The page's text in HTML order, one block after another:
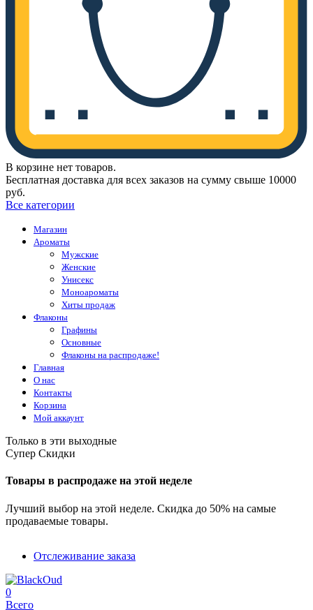
В корзине нет товаров.
Бесплатная доставка для всех заказов на сумму свыше 10000
руб.
Все категории
Магазин
Ароматы
Мужские
Женские
Унисекс
Моноароматы
Хиты продаж
Флаконы
Графины
Основные
Флаконы на распродаже!
Главная
О нас
Контакты
Корзина
Мой аккаунт
Только в эти выходные
Супер Скидки
Товары в распродаже на этой неделе
Лучший выбор на этой неделе. Скидка до 50% на самые
продаваемые товары.
Отслеживание заказа
0
Всего